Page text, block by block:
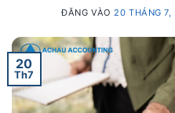
ĐĂNG VÀO 20 THÁNG
20
Th7